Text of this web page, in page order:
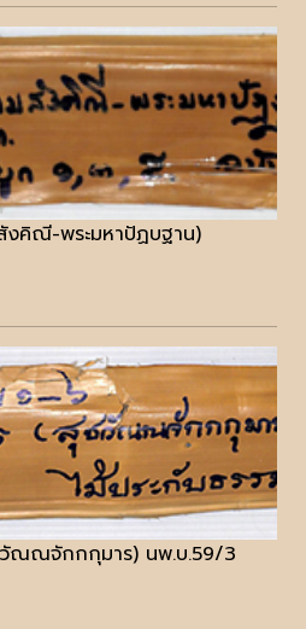
คิณี-พระมหาปัฏบฐาน)
ณณจักกกุมาร) นพ.บ.59/3